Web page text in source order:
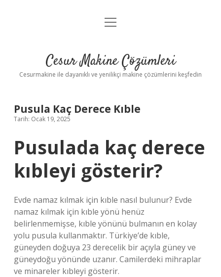
Anasayfa
Yasal Uyarı
menüyü
Cesur Makine Çözümleri
Cesurmakine ile dayanıklı ve yenilikçi makine çözümlerini keşfedin
Pusula Kaç Derece Kıble
Tarih: Ocak 19, 2025
Pusulada kaç derece
kıbleyi gösterir?
Evde namaz kılmak için kıble nasıl bulunur? Evde
namaz kılmak için kıble yönü henüz
belirlenmemişse, kıble yönünü bulmanın en kolay
yolu pusula kullanmaktır. Türkiye’de kıble,
güneyden doğuya 23 derecelik bir açıyla güney ve
güneydoğu yönünde uzanır. Camilerdeki mihraplar
ve minareler kıbleyi gösterir.